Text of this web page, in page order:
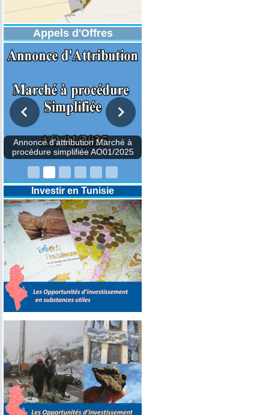
Appels d'Offres
Annonce d'attribution
procédure simplifiée AO01/
Investir en Tunisie